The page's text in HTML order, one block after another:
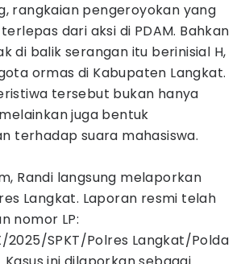
rangkaian pengeroyokan yang
dari aksi di PDAM. Bahkan
di balik serangan itu berinisial H,
ormas di Kabupaten Langkat.
tersebut bukan hanya
juga bentuk
terhadap suara mahasiswa.
Randi langsung melaporkan
Langkat. Laporan resmi telah
nomor LP:
2025/SPKT/Polres Langkat/Polda